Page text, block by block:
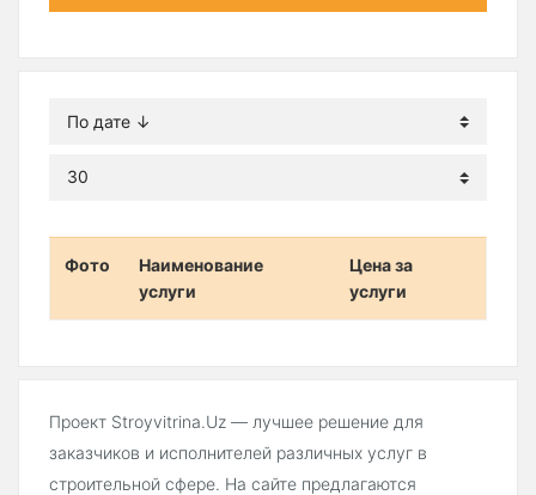
Фото
Наименование
услуги
Цена за
услуги
Проект Stroyvitrina.Uz — лучшее решение для
заказчиков и исполнителей различных услуг в
строительной сфере. На сайте предлагаются